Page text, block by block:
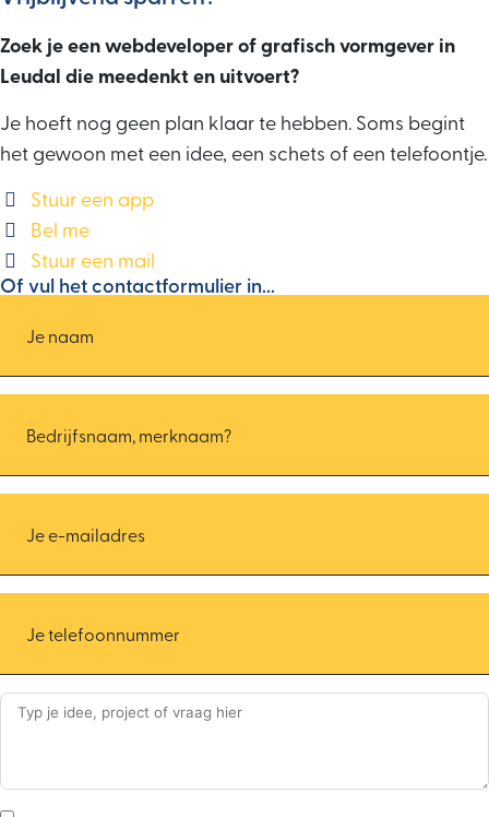
Bel gerust.
Zoek je een webdeveloper of grafisch vormgever in
Leudal die meedenkt en uitvoert?
Je hoeft nog geen plan klaar te hebben. Soms begint
het gewoon met een idee, een schets of een telefoontje.
Stuur een app
Bel me
Stuur een mail
Of vul het contactformulier in...